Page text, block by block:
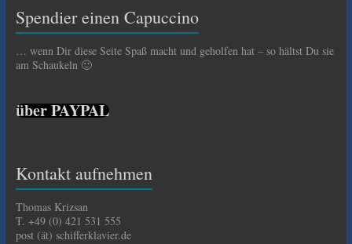
Spendier einen Capuccino
… wenn Dir diese Seite Spaß macht und geholfen hat – so hältst Du sie
am Schaukeln 🙂
über PAYPAL
Kontakt aufnehmen
Thomas Krizsan
T. +49 (0) 421 531 555
post (ät) schifferklavier.de